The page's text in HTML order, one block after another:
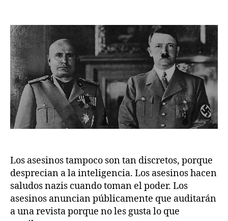
publicación
publicación
Los asesinos tampoco son tan discretos, porque
desprecian a la inteligencia. Los asesinos hacen
saludos nazis cuando toman el poder. Los
asesinos anuncian públicamente que auditarán
a una revista porque no les gusta lo que